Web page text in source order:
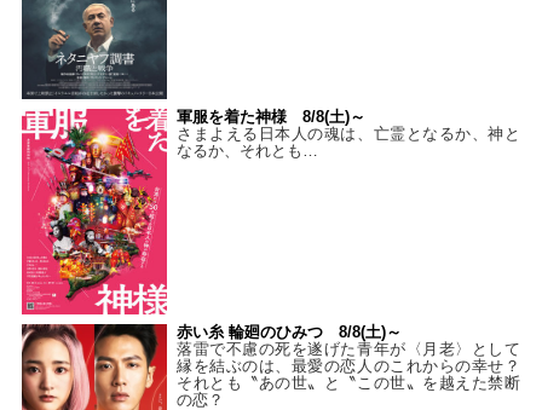
軍服を着た神様 8/8(土)～
さまよえる日本人の魂は、亡霊となるか、神と
なるか、それとも…
赤い糸 輪廻のひみつ 8/8(土)～
落雷で不慮の死を遂げた青年が〈月老〉として
縁を結ぶのは、最愛の恋人のこれからの幸せ？
それとも〝あの世〟と〝この世〟を越えた禁断
の恋？